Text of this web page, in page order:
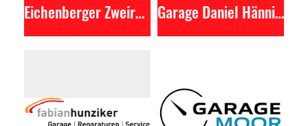
Eichenberger Zweirad-Sport Garage Daniel Hänni AG